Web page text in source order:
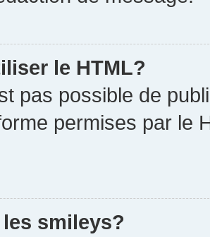
le HTML?
pas possible de
permises par le
smileys?